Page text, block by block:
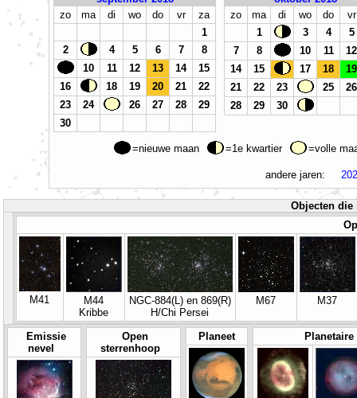
zo
ma di wo do vr
za
1
2
4 5 6 7
8
10
11 12 13 14
15
16
18 19 20 21
22
23
24 26 27 28
29
30
zo
ma di wo do
vr
1
3 4
5
7
8 10 11
12
14
15 17 18
19
21
22 23 25
26
28
29 30
=nieuwe maan =1e kwartier =volle
andere jaren:
Objecten die
M41
M44
Kribbe
NGC-884(L) en 869(R)
H/Chi Persei
M67 M37
Emissie
nevel
Open
sterrenhoop
Planeet